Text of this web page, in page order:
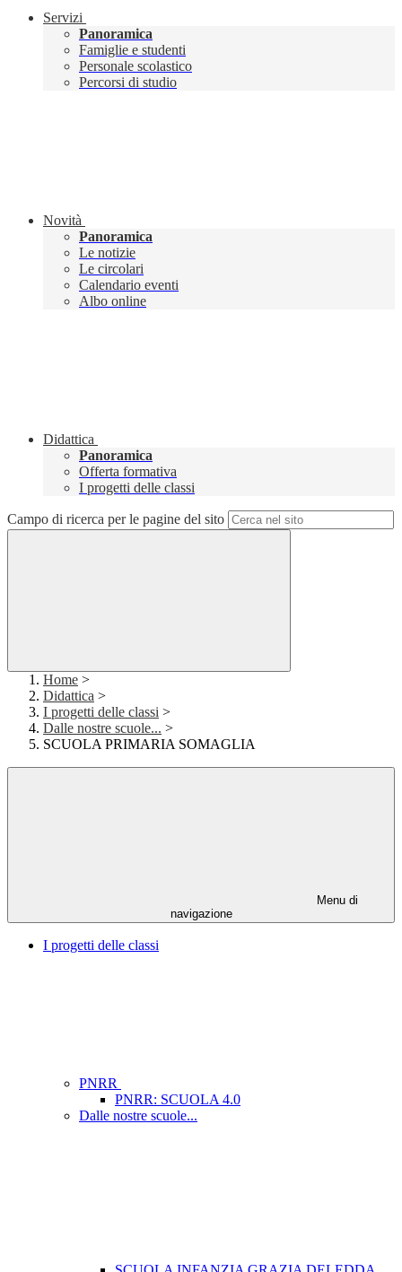
Servizi
Panoramica
Famiglie e studenti
Personale scolastico
Percorsi di studio
Novità
Panoramica
Le notizie
Le circolari
Calendario eventi
Albo online
Didattica
Panoramica
Offerta formativa
I progetti delle classi
Campo di ricerca per le pagine del sito
Home >
Didattica >
I progetti delle classi >
Dalle nostre scuole... >
SCUOLA PRIMARIA SOMAGLIA
Menu di
navigazione
I progetti delle classi
PNRR
PNRR: SCUOLA 4.0
Dalle nostre scuole...